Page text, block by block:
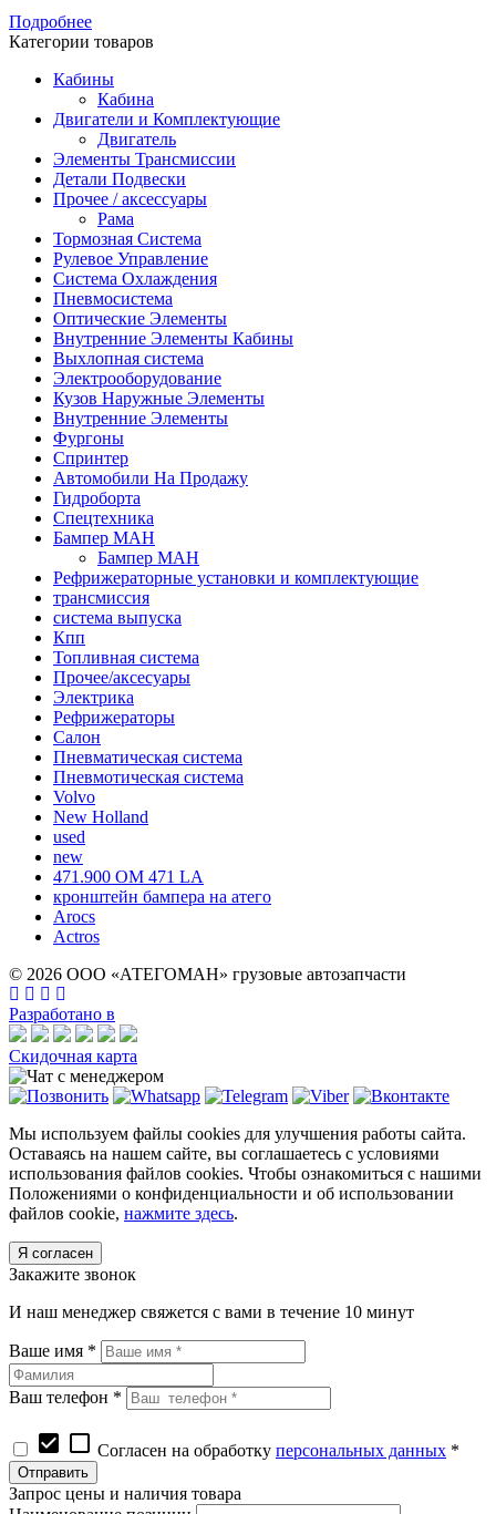
Подробнее
Категории товаров
Кабины
Кабина
Двигатели и Комплектующие
Двигатель
Элементы Трансмиссии
Детали Подвески
Прочее / аксессуары
Рама
Тормозная Система
Рулевое Управление
Система Охлаждения
Пневмосистема
Оптические Элементы
Внутренние Элементы Кабины
Выхлопная система
Электрооборудование
Кузов Наружные Элементы
Внутренние Элементы
Фургоны
Спринтер
Автомобили На Продажу
Гидроборта
Спецтехника
Бампер МАН
Бампер МАН
Рефрижераторные установки и комплектующие
трансмиссия
система выпуска
Кпп
Топливная система
Прочее/аксесуары
Электрика
Рефрижераторы
Салон
Пневматическая система
Пневмотическая система
Volvo
New Holland
used
new
471.900 OM 471 LA
кронштейн бампера на атего
Arocs
Actros
© 2026 ООО «АТЕГОМАН» грузовые автозапчасти
Разработано в
Скидочная карта
Мы используем файлы cookies для улучшения работы сайта.
Оставаясь на нашем сайте, вы соглашаетесь с условиями
использования файлов cookies. Чтобы ознакомиться с нашими
Положениями о конфиденциальности и об использовании
файлов cookie, нажмите здесь.
Я согласен
Закажите звонок
И наш менеджер свяжется с вами в течение 10 минут
Ваше имя *
Ваш телефон *
check_box check_box_outline_blank Согласен на обработку персональных данных *
Запрос цены и наличия товара